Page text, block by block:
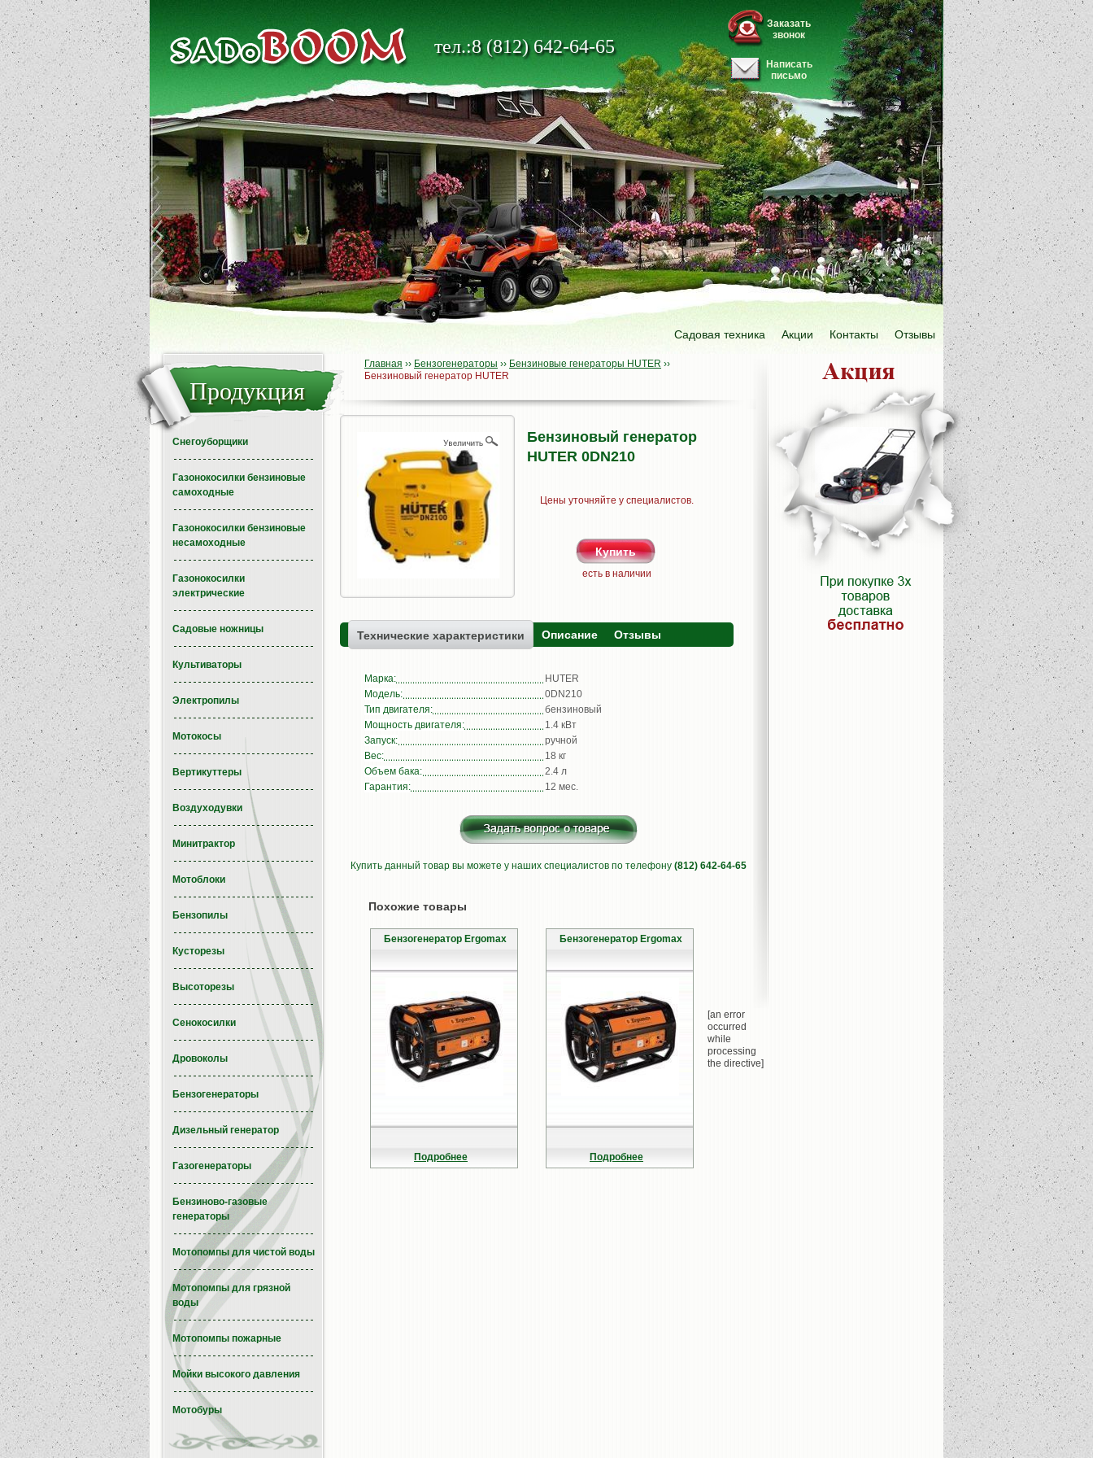
тел.:8 (812) 642-64-65
Заказать
звонок
Написать
письмо
Садовая техника Акции Контакты Отзывы
Главная ›› Бензогенераторы ›› Бензиновые генераторы HUTER ››
Бензиновый генератор HUTER
Бензиновый генератор
HUTER 0DN210
Цены уточняйте у специалистов.
есть в наличии
Технические характеристики Описание Отзывы
Марка:
HUTER
Модель:
0DN210
Тип двигателя:
бензиновый
Мощность двигателя:
1.4 кВт
Запуск:
ручной
Вес:
18 кг
Объем бака:
2.4 л
Гарантия:
12 мес.
Купить данный товар вы можете у наших специалистов по телефону (812) 642-64-65
Похожие товары
Бензогенератор Ergomax
Подробнее
Бензогенератор Ergomax
Подробнее
[an error
occurred
while
processing
the directive]
Продукция
Снегоуборщики
Газонокосилки бензиновые
самоходные
Газонокосилки бензиновые
несамоходные
Газонокосилки
электрические
Садовые ножницы
Культиваторы
Электропилы
Мотокосы
Вертикуттеры
Воздуходувки
Минитрактор
Мотоблоки
Бензопилы
Кусторезы
Высоторезы
Сенокосилки
Дровоколы
Бензогенераторы
Дизельный генератор
Газогенераторы
Бензиново-газовые
генераторы
Мотопомпы для чистой воды
Мотопомпы для грязной
воды
Мотопомпы пожарные
Мойки высокого давления
Мотобуры